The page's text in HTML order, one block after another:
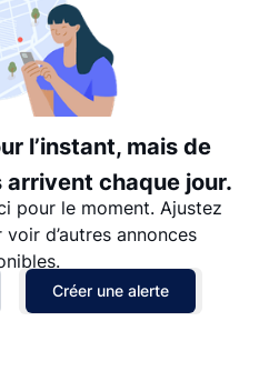
l’instant, mais de
arrivent chaque jour.
pour le moment. Ajustez
d’autres annonces
Créer une alerte